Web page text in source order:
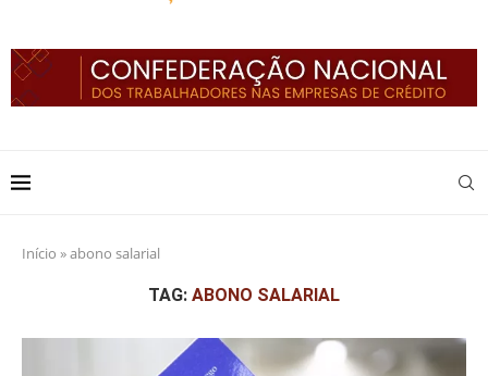
Início »abono salarial
TAG: ABONO SALARIAL